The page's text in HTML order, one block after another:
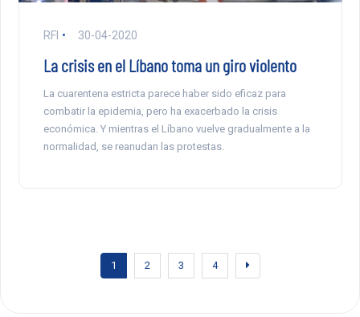
RFI 30-04-2020
La crisis en el Líbano toma un giro violento
La cuarentena estricta parece haber sido eficaz para
combatir la epidemia, pero ha exacerbado la crisis
económica. Y mientras el Líbano vuelve gradualmente a la
normalidad, se reanudan las protestas.
1 2 3 4